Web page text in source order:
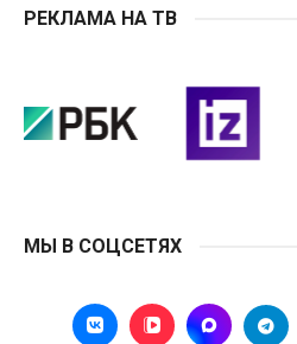
РЕКЛАМА НА ТВ
МЫ В СОЦСЕТЯХ